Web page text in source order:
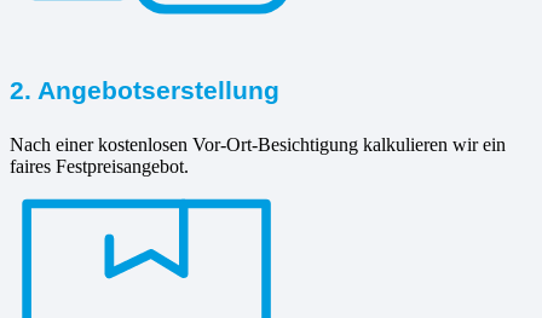
2. Angebotserstellung
Nach einer kostenlosen Vor-Ort-Besichtigung kalkulieren wir ein
faires Festpreisangebot.